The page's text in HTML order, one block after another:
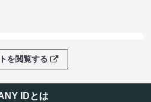
を閲覧する
IDとは